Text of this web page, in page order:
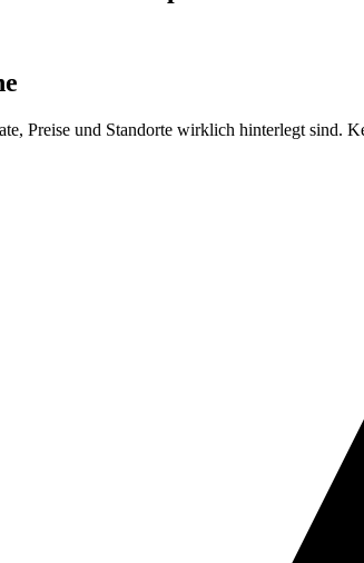
Preise und Standorte wirklich hinterlegt sind.